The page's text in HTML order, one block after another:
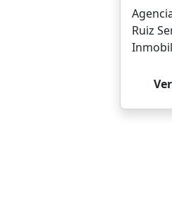
Ruiz